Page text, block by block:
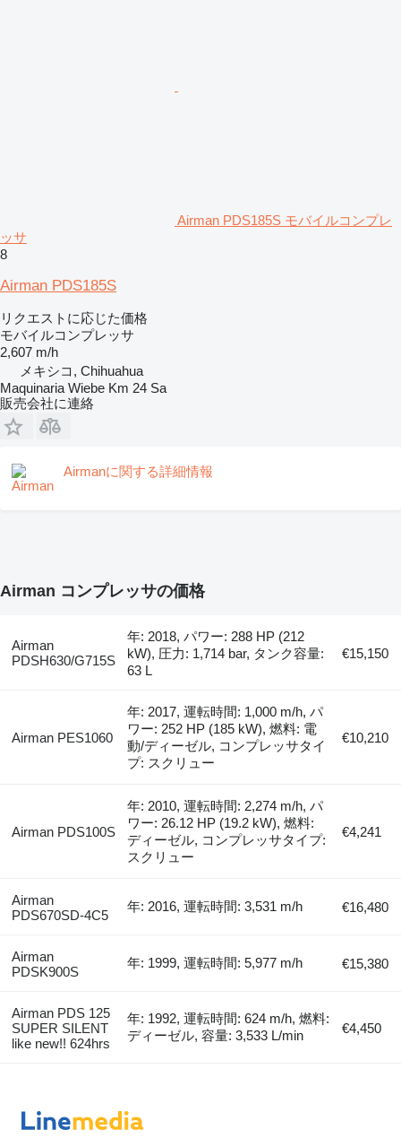
Airman PDS185S モバイルコンプレ
ッサ
8
Airman PDS185S
リクエストに応じた価格
モバイルコンプレッサ
2,607 m/h
メキシコ, Chihuahua
Maquinaria Wiebe Km 24 Sa
販売会社に連絡
Airmanに関する詳細情報
Airman コンプレッサの価格
Airman
PDSH630/G715S
年: 2018, パワー: 288 HP (212
kW), 圧力: 1,714 bar, タンク容量:
63 L
€15,150
Airman PES1060
年: 2017, 運転時間: 1,000 m/h, パ
ワー: 252 HP (185 kW), 燃料: 電
動/ディーゼル, コンプレッサタイ
プ: スクリュー
€10,210
Airman PDS100S
年: 2010, 運転時間: 2,274 m/h, パ
ワー: 26.12 HP (19.2 kW), 燃料:
ディーゼル, コンプレッサタイプ:
スクリュー
€4,241
Airman
PDS670SD-4C5
年: 2016, 運転時間: 3,531 m/h €16,480
Airman
PDSK900S
年: 1999, 運転時間: 5,977 m/h €15,380
Airman PDS 125
SUPER SILENT
like new!! 624hrs
年: 1992, 運転時間: 624 m/h, 燃料:
ディーゼル, 容量: 3,533 L/min
€4,450